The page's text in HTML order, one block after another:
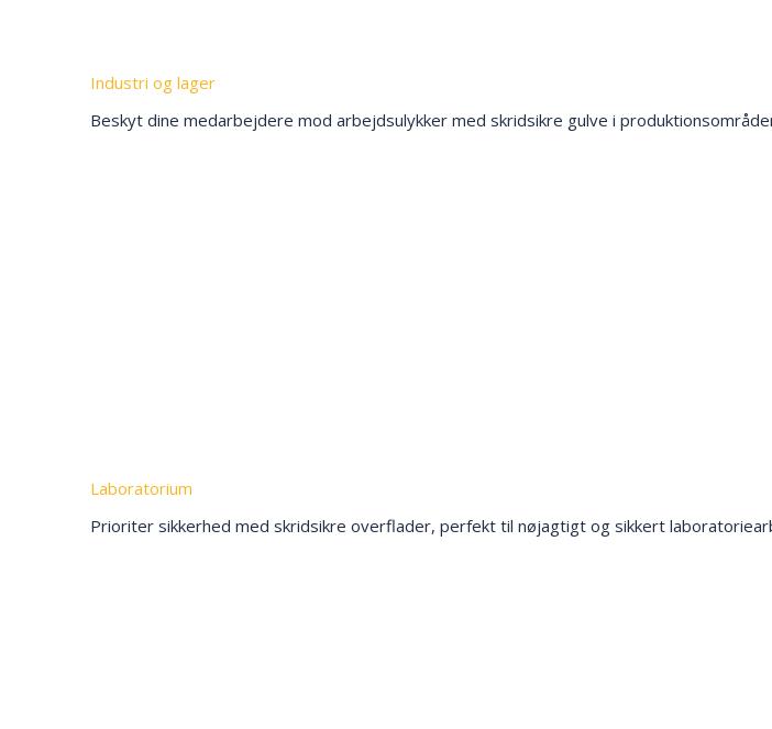
Industri og lager
Beskyt dine medarbejdere mod arbejdsulykker med skridsikre gulve i
Laboratorium
Prioriter sikkerhed med skridsikre overflader, perfekt til nøjagtigt og sikkert